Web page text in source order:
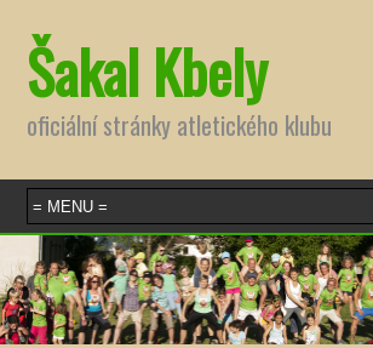
Šakal Kbely
oficiální stránky atletického klubu